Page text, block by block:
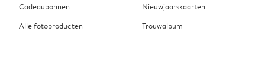
Cadeaubonnen
Alle fotoproducten
Nieuwjaarskaarten
Trouwalbum